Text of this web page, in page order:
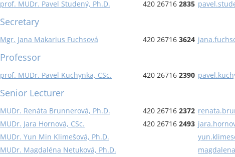
prof. MUDr. Pavel Studený, Ph.D. 420 26716 2835
Secretary
Mgr. Jana Makarius Fuchsová 420 26716 3624
Professor
prof. MUDr. Pavel Kuchynka, CSc. 420 26716 2390
Senior Lecturer
MUDr. Renáta Brunnerová, Ph.D. 420 26716 2372
MUDr. Jara Hornová, CSc.
420 26716 2493
MUDr. Yun Min Klimešová, Ph.D.
MUDr. Magdaléna Netuková, Ph.D.